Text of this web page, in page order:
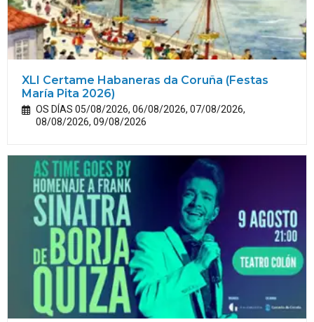
XLI Certame Habaneras da Coruña (Festas
María Pita 2026)
OS DÍAS 05/08/2026, 06/08/2026, 07/08/2026,
08/08/2026, 09/08/2026